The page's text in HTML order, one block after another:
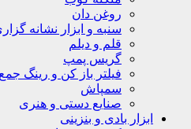
روغن دان
سنبه و ابزار نشانه
قلم و دیلم
گریس پمپ
فیلتر باز کن و رینگ
سمپاش
صنایع دستی و هنری
ابزار بادی و بنزینی